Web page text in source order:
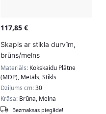
117,85 €
Skapis ar stikla durvīm,
brūns/melns
Materiāls: Kokskaidu Plātne
(MDP), Metāls, Stikls
Dziļums cm:30
Krāsa: Brūna, Melna
Bezmaksas piegāde!